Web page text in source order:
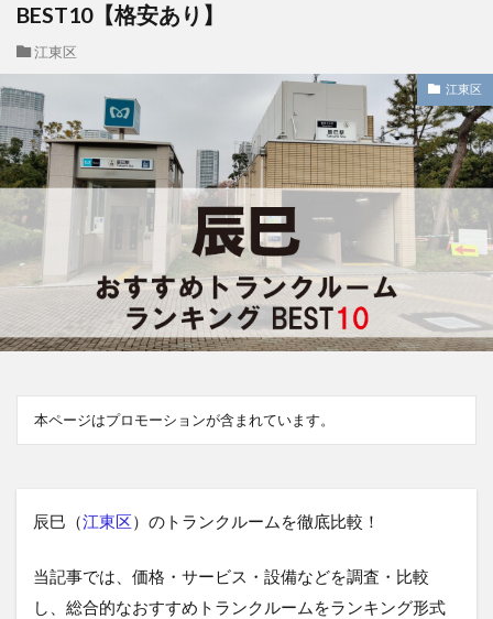
BEST10【格安あり】
江東区
江東区
本ページはプロモーションが含まれています。
辰巳（江東区）のトランクルームを徹底比較！
当記事では、価格・サービス・設備などを調査・比較
し、総合的なおすすめトランクルームをランキング形式